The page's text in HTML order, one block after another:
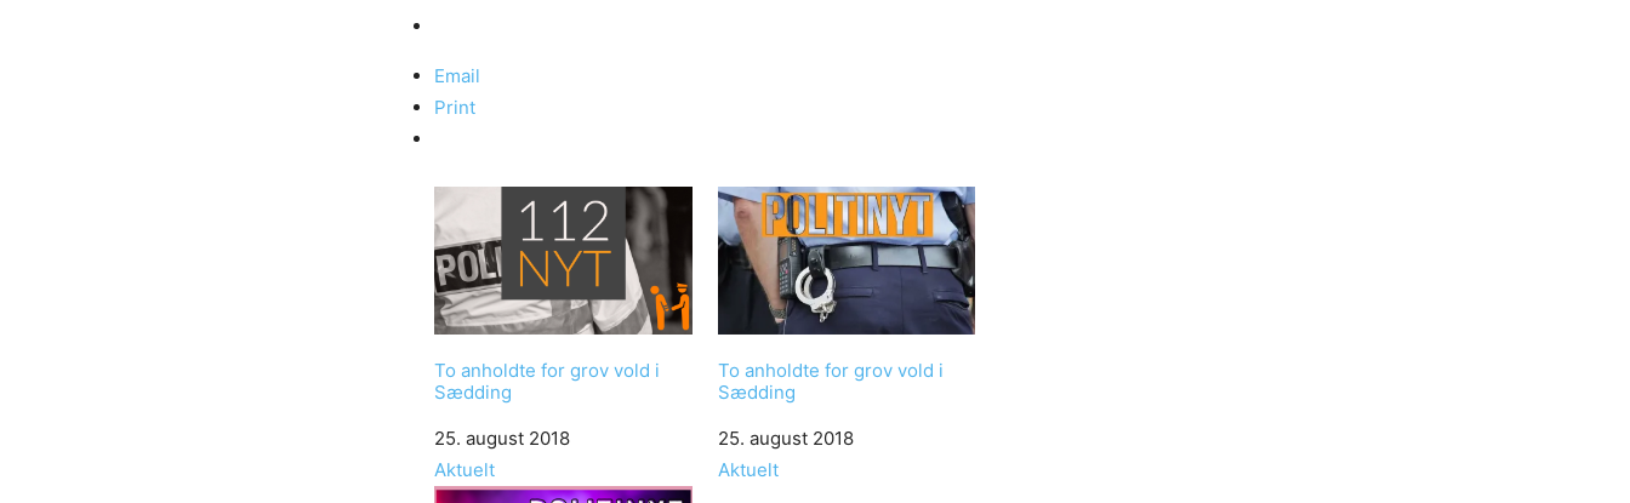
Email
Print
To anholdte for grov vold i
Sædding
Date
25. august 2018
In relation to
Aktuelt
To anholdte for grov vold i
Sædding
Date
25. august 2018
In relation to
Aktuelt